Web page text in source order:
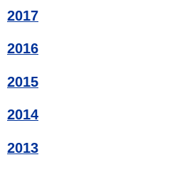
2017
2016
2015
2014
2013